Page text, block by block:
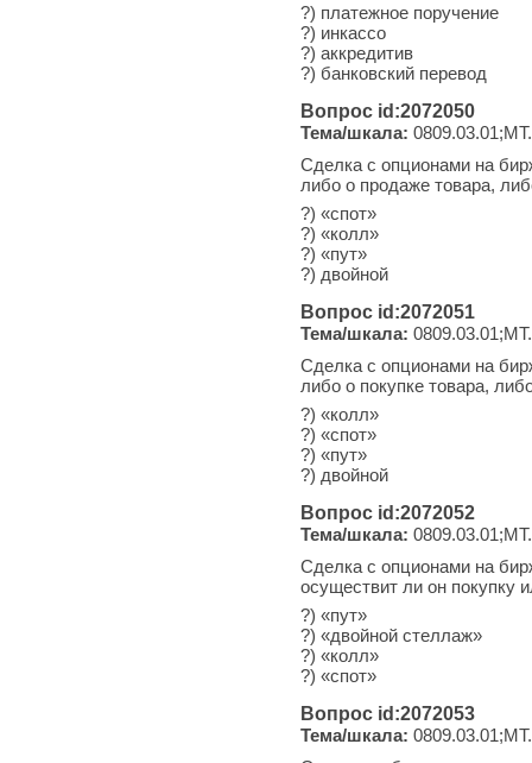
?) платежное поручение
?) инкассо
?) аккредитив
?) банковский перевод
Вопрос id:2072050
Тема/шкала:
Сделка с опционами на
либо о продаже товара,
?) «спот»
?) «колл»
?) «пут»
?) двойной
Вопрос id:2072051
Тема/шкала:
Сделка с опционами на
либо о покупке товара,
?) «колл»
?) «спот»
?) «пут»
?) двойной
Вопрос id:2072052
Тема/шкала:
Сделка с опционами на
осуществит ли он покупку
?) «пут»
?) «двойной стеллаж»
?) «колл»
?) «спот»
Вопрос id:2072053
Тема/шкала: